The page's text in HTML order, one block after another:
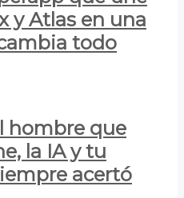
y Atlas en una
todo
hombre que
la IA y tu
acertó